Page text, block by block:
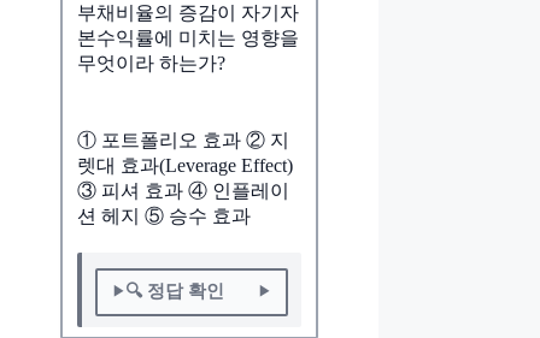
부채비율의 증감이 자기자
본수익률에 미치는 영향을
무엇이라 하는가?
① 포트폴리오 효과 ② 지
렛대 효과(Leverage Effect)
③ 피셔 효과 ④ 인플레이
션 헤지 ⑤ 승수 효과
🔍 정답 확인